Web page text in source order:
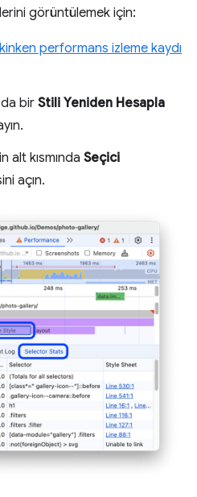
görüntülemek için:
performans izleme kaydı
bir Stili Yeniden Hesapla
alt kısmında Seçici
açın.